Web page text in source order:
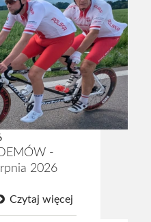
street running
2025
2024
2023
2022
-
2026
Czytaj więcej